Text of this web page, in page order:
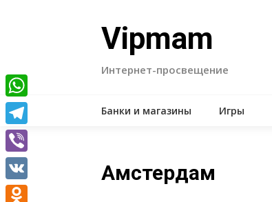
Vipmam
Интернет-просвещение
Банки и магазины Игры
Амстердам
WhatsApp
Telegram
Viber
VK